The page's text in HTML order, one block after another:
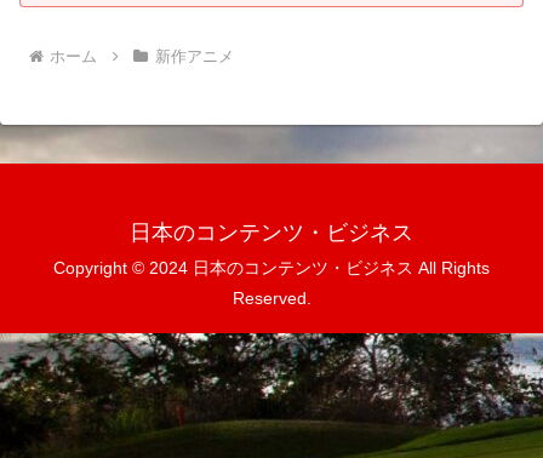
ホーム 新作アニメ
日本のコンテンツ・ビジネス
Copyright © 2024 日本のコンテンツ・ビジネス All Rights
Reserved.